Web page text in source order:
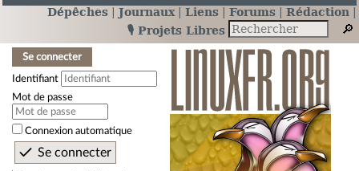
Dépêches Journaux Liens Forums
Rédaction
🎙️ Projets Libres
Se connecter
Identifiant
Mot de passe
Connexion automatique